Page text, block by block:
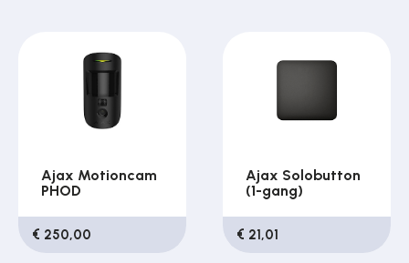
Ajax Motioncam
PHOD
€ 250,00
Ajax Solobutton
(1-gang)
€ 21,01